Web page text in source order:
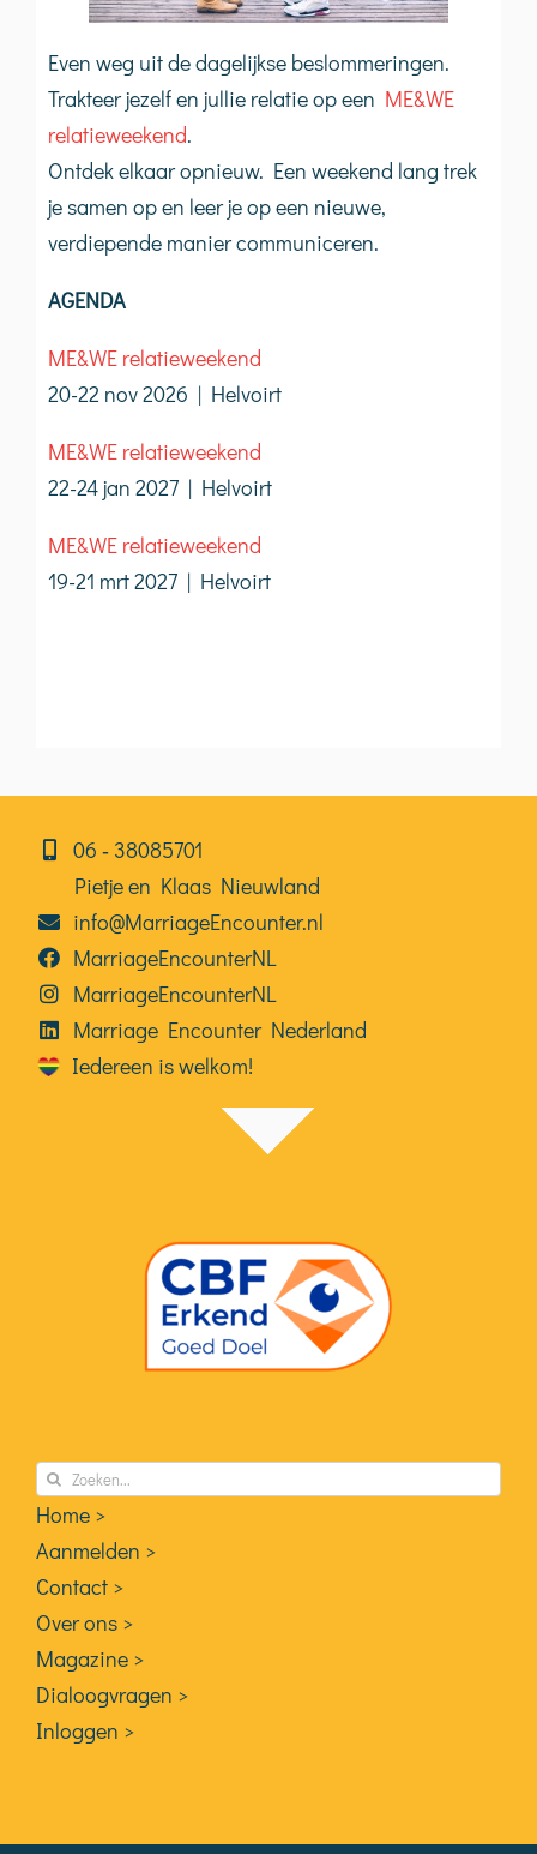
Even weg uit de dagelijkse beslommeringen.
Trakteer jezelf en jullie relatie op een ME&WE
relatieweekend.
Ontdek elkaar opnieuw. Een weekend lang trek
je samen op en leer je op een nieuwe,
verdiepende manier communiceren.
AGENDA
ME&WE relatieweekend
20-22 nov 2026 | Helvoirt
ME&WE relatieweekend
22-24 jan 2027 | Helvoirt
ME&WE relatieweekend
19-21 mrt 2027 | Helvoirt
06⁠⁠ ‑ 38085701
Pietje en Klaas Nieuwland
info@MarriageEncounter.nl
MarriageEncounterNL
MarriageEncounterNL
Marriage Encounter Nederland
Iedereen is welkom!
Zoeken
naar:
Home >
Aanmelden >
Contact >
Over ons >
Magazine >
Dialoogvragen >
Inloggen >